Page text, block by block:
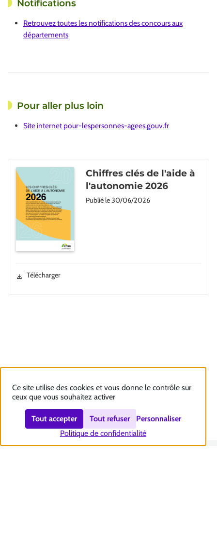
Notifications
Retrouvez toutes les notifications des concours aux
départements
Pour aller plus loin
Site internet pour-lespersonnes-agees.gouv.fr
Chiffres clés de l'aide à
l'autonomie 2026
Publié le30/06/2026
Télécharger
Ce site utilise des cookies et vous donne le contrôle sur
ceux que vous souhaitez activer
Tout accepter Tout refuser
Personnaliser
Politique de confidentialité